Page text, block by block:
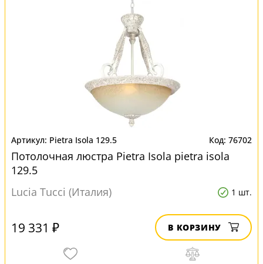
Pietra Isola 129.5 76702
Потолочная люстра Pietra Isola pietra isola
129.5
Lucia Tucci (Италия)
1 шт.
19 331 ₽ В КОРЗИНУ